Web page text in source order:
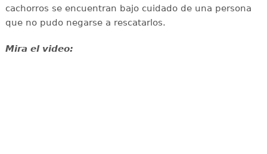
cachorros se encuentran bajo cuidado de una persona
que no pudo negarse a rescatarlos.
Mira el video: